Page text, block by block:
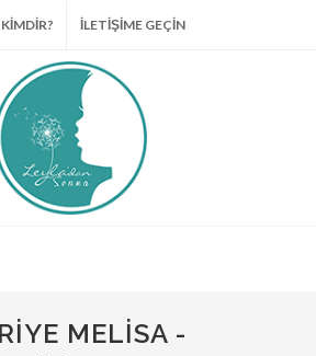
İLETİŞİME GEÇİN
MELISA -